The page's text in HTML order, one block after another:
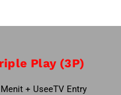
Play (3P)
+ UseeTV Entry